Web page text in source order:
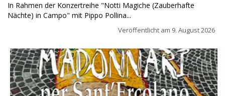
In Rahmen der Konzertreihe "Notti Magiche (Zauberhafte
Nächte) in Campo" mit Pippo Pollina...
Veröffentlicht am 9. August 2026